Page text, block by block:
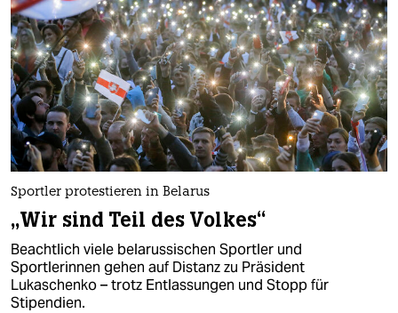
Sportler protestieren in Belarus
„Wir sind Teil des Volkes“
Beachtlich viele belarussischen Sportler und
Sportlerinnen gehen auf Distanz zu Präsident
Lukaschenko – trotz Entlassungen und Stopp für
Stipendien.